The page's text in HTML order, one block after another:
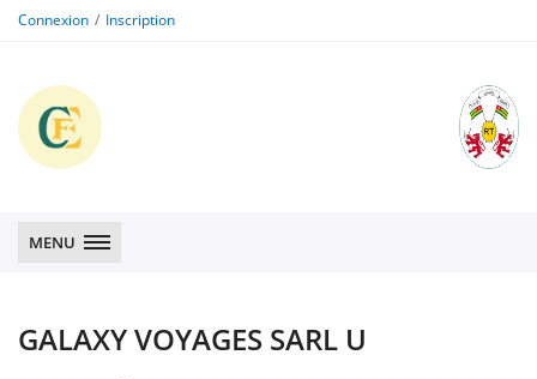
Connexion Inscription
MENU
GALAXY VOYAGES SARL U